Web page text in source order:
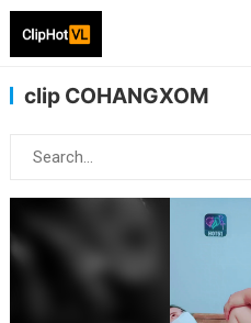
clip COHANGXOM